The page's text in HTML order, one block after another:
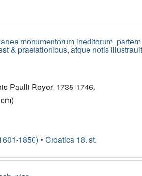
monumentorum ineditorum, partem
& praefationibus, atque notis
Paulli Royer, 1735-1746.
1850) • Croatica 18. st.